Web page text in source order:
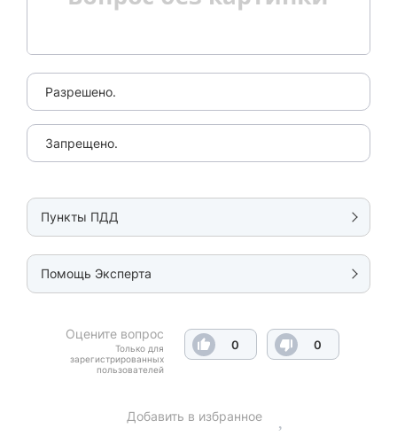
Разрешено.
Запрещено.
Пункты ПДД
Помощь Эксперта
Оцените вопрос
Только для
зарегистрированных
пользователей
0 0
Добавить в избранное